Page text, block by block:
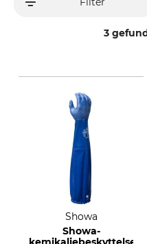
3
Showa
Showa-